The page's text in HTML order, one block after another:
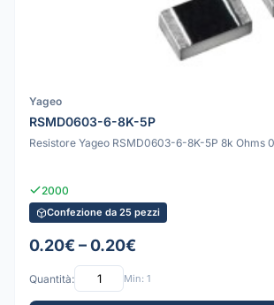
Yageo
RSMD0603-6-8K-5P
Resistore Yageo RSMD0603-6-8K-5P 8k Ohms
2000
Confezione da 25 pezzi
0.20€ – 0.20€
Quantità: Min: 1